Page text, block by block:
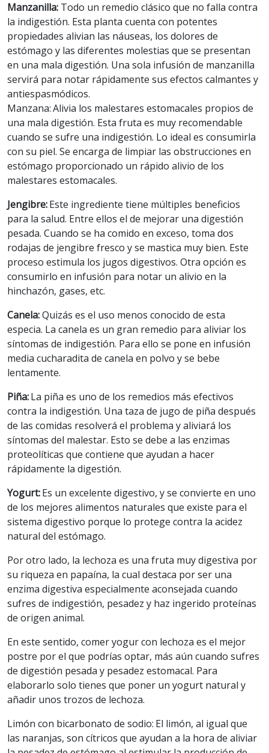
Manzanilla: Todo un remedio clásico que no falla contra
la indigestión. Esta planta cuenta con potentes
propiedades alivian las náuseas, los dolores de
estómago y las diferentes molestias que se presentan
en una mala digestión. Una sola infusión de manzanilla
servirá para notar rápidamente sus efectos calmantes y
antiespasmódicos.
Manzana: Alivia los malestares estomacales propios de
una mala digestión. Esta fruta es muy recomendable
cuando se sufre una indigestión. Lo ideal es consumirla
con su piel. Se encarga de limpiar las obstrucciones en
estómago proporcionado un rápido alivio de los
malestares estomacales.
Jengibre:Este ingrediente tiene múltiples beneficios
para la salud. Entre ellos el de mejorar una digestión
pesada. Cuando se ha comido en exceso, toma dos
rodajas de jengibre fresco y se mastica muy bien. Este
proceso estimula los jugos digestivos. Otra opción es
consumirlo en infusión para notar un alivio en la
hinchazón, gases, etc.
Canela:Quizás es el uso menos conocido de esta
especia. La canela es un gran remedio para aliviar los
síntomas de indigestión. Para ello se pone en infusión
media cucharadita de canela en polvo y se bebe
lentamente.
Piña:La piña es uno de los remedios más efectivos
contra la indigestión. Una taza de jugo de piña después
de las comidas resolverá el problema y aliviará los
síntomas del malestar. Esto se debe a las enzimas
proteolíticas que contiene que ayudan a hacer
rápidamente la digestión.
Yogurt:Es un excelente digestivo, y se convierte en uno
de los mejores alimentos naturales que existe para el
sistema digestivo porque lo protege contra la acidez
natural del estómago.
Por otro lado, la lechoza es una fruta muy digestiva por
su riqueza en papaína, la cual destaca por ser una
enzima digestiva especialmente aconsejada cuando
sufres de indigestión, pesadez y haz ingerido proteínas
de origen animal.
En este sentido, comer yogur con lechoza es el mejor
postre por el que podrías optar, más aún cuando sufres
de digestión pesada y pesadez estomacal. Para
elaborarlo solo tienes que poner un yogurt natural y
añadir unos trozos de lechoza.
Limón con bicarbonato de sodio: El limón, al igual que
las naranjas, son cítricos que ayudan a la hora de aliviar